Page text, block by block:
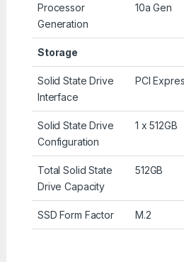
Processor
Generation
10a Gen
Storage
Solid State Drive
Interface
PCI
Solid State Drive
Configuration
1 x 512GB
Total Solid State
Drive Capacity
512GB
SSD Form Factor M.2